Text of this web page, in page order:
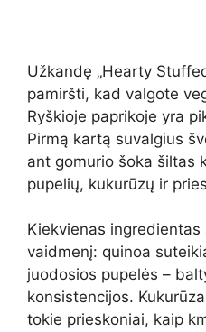
Užkandę „Hearty
pamiršti, kad valgote
Ryškioje paprikoje yra
Pirmą kartą suvalgius
ant gomurio šoka šiltas
pupelių, kukurūzų ir
Kiekvienas
vaidmenį: quinoa
juodosios pupelės –
konsistencijos.
tokie prieskoniai, kaip